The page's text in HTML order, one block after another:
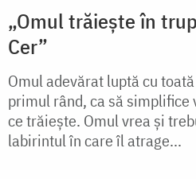
„Omul trăiește în
Cer”
Omul adevărat luptă cu
primul rând, ca să simplifice
ce trăiește. Omul vrea și
labirintul în care îl atrage...